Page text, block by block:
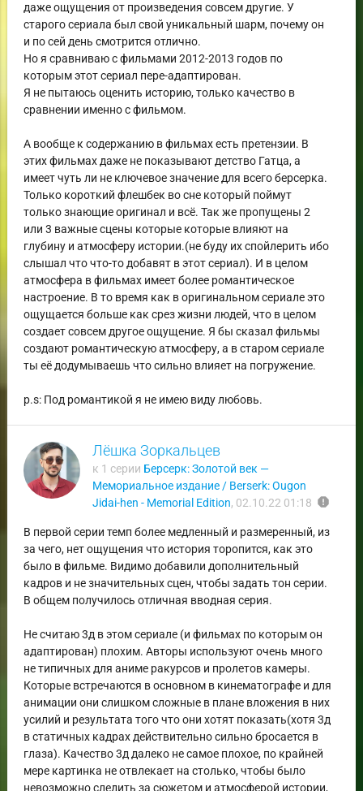
даже ощущения от произведения совсем другие. У
старого сериала был свой уникальный шарм, почему он
и по сей день смотрится отлично.
Но я сравниваю с фильмами 2012-2013 годов по
которым этот сериал пере-адаптирован.
Я не пытаюсь оценить историю, только качество в
сравнении именно с фильмом.
А вообще к содержанию в фильмах есть претензии. В
этих фильмах даже не показывают детство Гатца, а
имеет чуть ли не ключевое значение для всего берсерка.
Только короткий флешбек во сне который поймут
только знающие оригинал и всё. Так же пропущены 2
или 3 важные сцены которые которые влияют на
глубину и атмосферу истории.(не буду их спойлерить ибо
слышал что что-то добавят в этот сериал). И в целом
атмосфера в фильмах имеет более романтическое
настроение. В то время как в оригинальном сериале это
ощущается больше как срез жизни людей, что в целом
создает совсем другое ощущение. Я бы сказал фильмы
создают романтическую атмосферу, а в старом сериале
ты её додумываешь что сильно влияет на погружение.
p.s: Под романтикой я не имею виду любовь.
Лёшка Зоркальцев
к 1 серии Берсерк: Золотой век —
Мемориальное издание / Berserk: Ougon
Jidai-hen - Memorial Edition, 02.10.22 01:18 report
В первой серии темп более медленный и размеренный, из
за чего, нет ощущения что история торопится, как это
было в фильме. Видимо добавили дополнительный
кадров и не значительных сцен, чтобы задать тон серии.
В общем получилось отличная вводная серия.
Не считаю 3д в этом сериале (и фильмах по которым он
адаптирован) плохим. Авторы используют очень много
не типичных для аниме ракурсов и пролетов камеры.
Которые встречаются в основном в кинематографе и для
анимации они слишком сложные в плане вложения в них
усилий и результата того что они хотят показать(хотя 3д
в статичных кадрах действительно сильно бросается в
глаза). Качество 3д далеко не самое плохое, по крайней
мере картинка не отвлекает на столько, чтобы было
невозможно следить за сюжетом и атмосферой истории,